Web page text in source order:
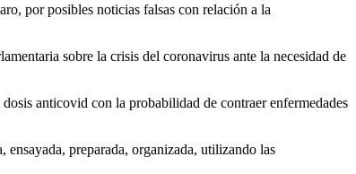
por posibles noticias falsas con relación a la
sobre la crisis del coronavirus ante la necesidad de
anticovid con la probabilidad de contraer enfermedades
ensayada, preparada, organizada, utilizando las